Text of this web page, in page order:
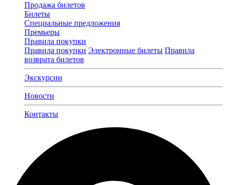
Продажа билетов
Билеты
Специальные предложения
Премьеры
Правила покупки
Правила покупки Электронные билеты Правила
возврата билетов
Экскурсии
Новости
Контакты